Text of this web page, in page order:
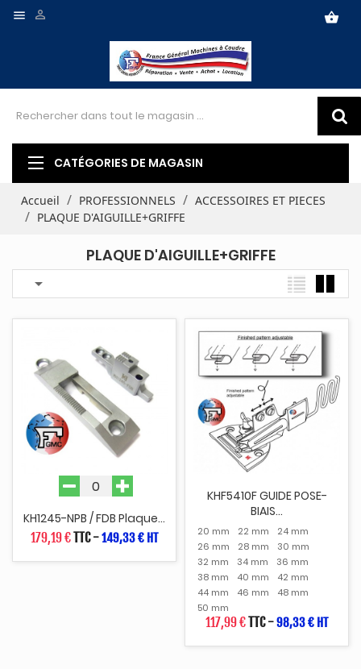
 shopping_basket

CATÉGORIES DE MAGASIN
Accueil PROFESSIONNELS
ACCESSOIRES ET PIECES
PLAQUE D'AIGUILLE+GRIFFE
PLAQUE D'AIGUILLE+GRIFFE

KH1245-NPB / FDB Plaque...
179,19 €TTC-149,33 € HT
KHF5410F GUIDE POSE-
BIAIS...
20 mm 22 mm
24 mm
26 mm
28 mm
30 mm
32 mm
34 mm
36 mm
38 mm
40 mm
42 mm
44 mm
46 mm
48 mm
50 mm
117,99 €TTC-98,33 € HT